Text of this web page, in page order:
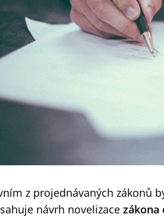
z projednávaných zákonů
návrh novelizace zákona